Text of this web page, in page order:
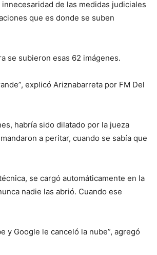
de las medidas judiciales
que es donde se suben
se subieron esas 62 imágenes.
explicó Ariznabarreta por FM Del
habría sido dilatado por la jueza
a peritar, cuando se sabía que
se cargó automáticamente en la
nadie las abrió. Cuando ese
y Google le canceló la nube”, agregó